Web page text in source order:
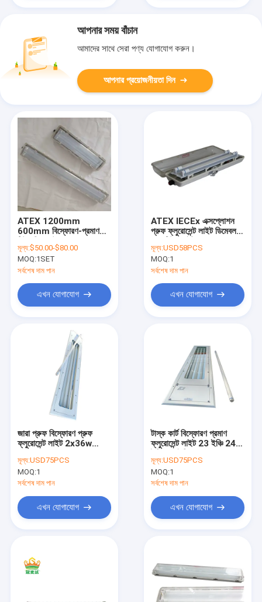
পণ্য
আপনার সময় বাঁচান
আমাদের সাথে সেরা পণ্য যোগাযোগ করুন।
আপনার প্রয়োজনীয়তা দিন
ATEX 1200mm
600mm বিস্ফোরণ-প্রমাণ
ফ্লুরোসেন্ট লাইট
মূল্য:$50.00-$80.00
MOQ:1SET
সর্বশেষ দাম পান
এখন যোগাযোগ
ATEX IECEx এক্সপ্লোশন
প্রুফ ফ্লুরোসেন্ট লাইট ডিমেবল
মূল্য:USD58PCS
MOQ:1
সর্বশেষ দাম পান
এখন যোগাযোগ
জারা প্রুফ বিস্ফোরণ প্রুফ
ফ্লুরোসেন্ট লাইট 2x36w
মূল্য:USD75PCS
MOQ:1
সর্বশেষ দাম পান
এখন যোগাযোগ
টাস্ক কার্ট বিস্ফোরণ প্রমাণ
ফ্লুরোসেন্ট লাইট 23 ইঞ্চি 24
মূল্য:USD75PCS
MOQ:1
সর্বশেষ দাম পান
এখন যোগাযোগ